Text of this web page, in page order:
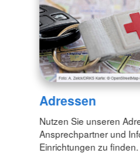
Adressen
Nutzen Sie unseren
Ansprechpartner und
Einrichtungen zu finden.